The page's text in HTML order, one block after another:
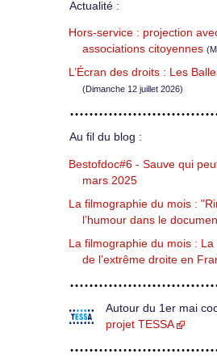
Actualité :
Hors-service : projection
associations citoyennes
L’Écran des droits : Les
(Dimanche 12 juillet 2026)
Au fil du blog :
Bestofdoc#6 - Sauve qui
mars 2025
La filmographie du mois :
l’humour dans le
La filmographie du mois :
de l’extrême droite en
Autour du 1er mai
projet TESSA